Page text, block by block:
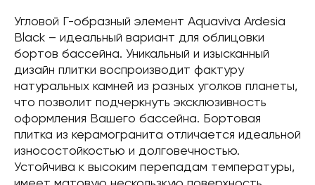
Угловой Г-образный элемент Aquaviva Ardesia
Black – идеальный вариант для облицовки
бортов бассейна. Уникальный и изысканный
дизайн плитки воспроизводит фактуру
натуральных камней из разных уголков планеты,
что позволит подчеркнуть эксклюзивность
оформления Вашего бассейна. Бортовая
плитка из керамогранита отличается идеальной
износостойкостью и долговечностью.
Устойчива к высоким перепадам температуры,